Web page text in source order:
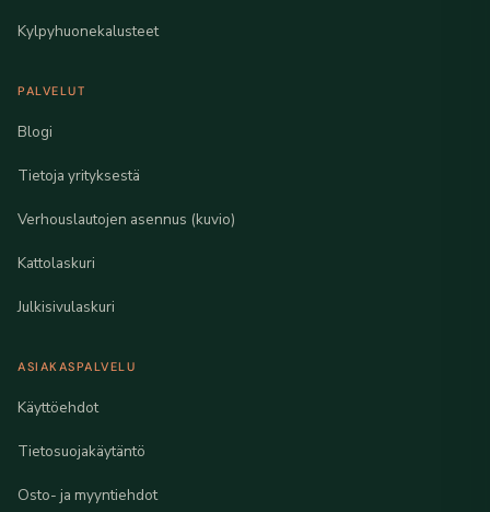
Kylpyhuonekalusteet
PALVELUT
Blogi
Tietoja yrityksestä
Verhouslautojen asennus (kuvio)
Kattolaskuri
Julkisivulaskuri
ASIAKASPALVELU
Käyttöehdot
Tietosuojakäytäntö
Osto- ja myyntiehdot